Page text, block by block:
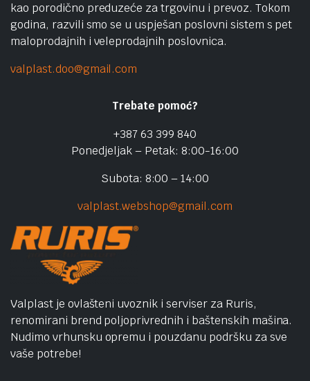
kao porodično preduzeće za trgovinu i prevoz. Tokom
godina, razvili smo se u uspješan poslovni sistem s pet
maloprodajnih i veleprodajnih poslovnica.
valplast.doo@gmail.com
Trebate pomoć?
+387 63 399 840
Ponedjeljak – Petak: 8:00-16:00
Subota: 8:00 – 14:00
valplast.webshop@gmail.com
Valplast je ovlašteni uvoznik i serviser za Ruris,
renomirani brend poljoprivrednih i baštenskih mašina.
Nudimo vrhunsku opremu i pouzdanu podršku za sve
vaše potrebe!